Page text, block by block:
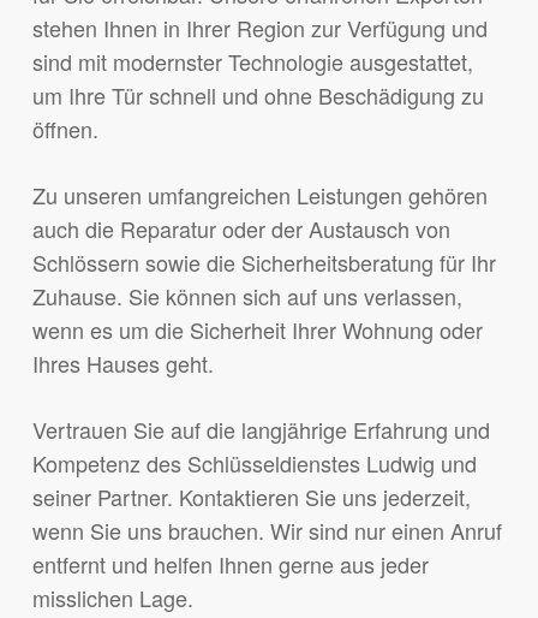
stehen Ihnen in Ihrer Region zur Verfügung und
sind mit modernster Technologie ausgestattet,
um Ihre Tür schnell und ohne Beschädigung zu
öffnen.
Zu unseren umfangreichen Leistungen gehören
auch die Reparatur oder der Austausch von
Schlössern sowie die Sicherheitsberatung für Ihr
Zuhause. Sie können sich auf uns verlassen,
wenn es um die Sicherheit Ihrer Wohnung oder
Ihres Hauses geht.
Vertrauen Sie auf die langjährige Erfahrung und
Kompetenz des Schlüsseldienstes Ludwig und
seiner Partner. Kontaktieren Sie uns jederzeit,
wenn Sie uns brauchen. Wir sind nur einen Anruf
entfernt und helfen Ihnen gerne aus jeder
misslichen Lage.